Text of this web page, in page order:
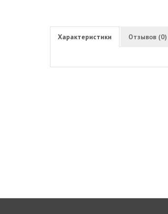
Характеристики Отзывов (0)